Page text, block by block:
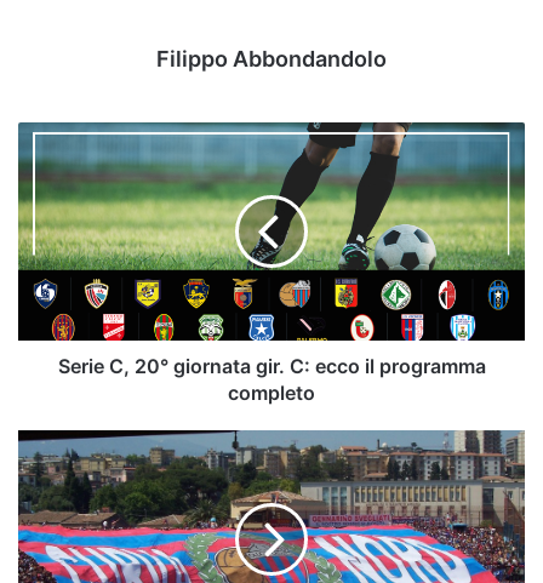
Filippo Abbondandolo
Serie
C,
20°
giornata
gir.
C:
ecco
programma
completoSerie C, 20° giornata gir. C: ecco il programma
completo
Catania,
Tacopina
fa
sul
serio:
nel